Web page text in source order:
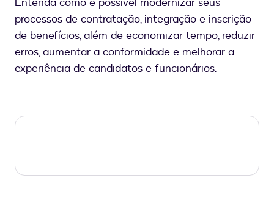
processos de contratação, integração e inscrição
de benefícios, além de economizar tempo, reduzir
erros, aumentar a conformidade e melhorar a
experiência de candidatos e funcionários.